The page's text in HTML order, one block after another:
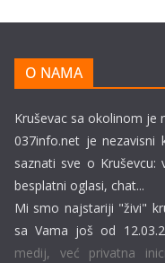
O NAMA
Kruševac sa okolinom je
037info.net je
saznati sve o Kruševcu:
besplatni oglasi, chat...
Mi smo najstariji "živi"
sa Vama još od
medij, već privatna